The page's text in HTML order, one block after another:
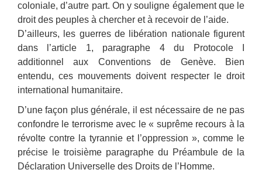
coloniale, d’autre part. On y souligne également que le
droit des peuples à chercher et à recevoir de l’aide.
D’ailleurs, les guerres de libération nationale figurent
dans l’article 1, paragraphe 4 du Protocole I
additionnel aux Conventions de Genève. Bien
entendu, ces mouvements doivent respecter le droit
international humanitaire.
D’une façon plus générale, il est nécessaire de ne pas
confondre le terrorisme avec le « suprême recours à la
révolte contre la tyrannie et l’oppression », comme le
précise le troisième paragraphe du Préambule de la
Déclaration Universelle des Droits de l’Homme.